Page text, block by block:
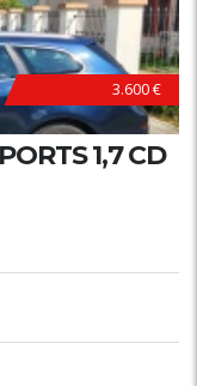
3.600 €
1,7 CD